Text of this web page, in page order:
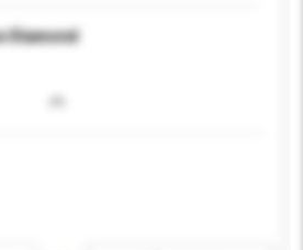
Diamond